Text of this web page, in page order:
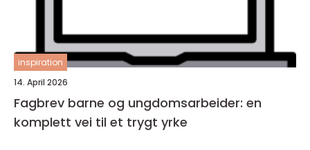
inspiration
14. April 2026
Fagbrev barne og ungdomsarbeider: en
komplett vei til et trygt yrke